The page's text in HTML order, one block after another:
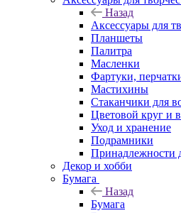
Назад
Аксессуары для
Планшеты
Палитра
Масленки
Фартуки,
Мастихины
Стаканчики для
Цветовой круг и
Уход и хранение
Подрамники
Принадлежности
Декор и хобби
Бумага
Назад
Бумага